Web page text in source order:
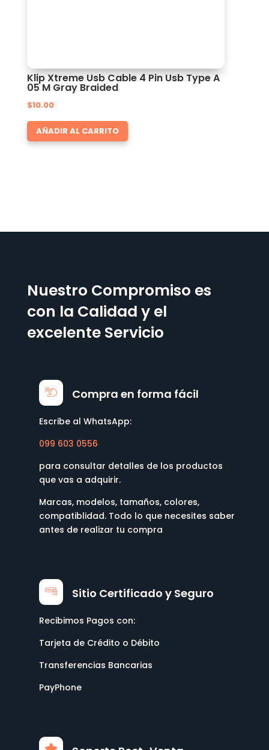
Klip Xtreme Usb Cable 4 Pin Usb Type A
05 M Gray Braided
$
AÑADIR AL CARRITO
Nuestro Compromiso es
con la Calidad y el
excelente Servicio
Compra en forma fácil
Escribe al WhatsApp:
099 603 0556
para consultar detalles de los productos
que vas a adquirir.
Marcas, modelos, tamaños, colores,
compatiblidad. Todo lo que necesites saber
antes de realizar tu compra
Sitio Certificado y Seguro
Recibimos Pagos con:
Tarjeta de Crédito o Débito
Transferencias Bancarias
PayPhone
Soporte Post-Venta